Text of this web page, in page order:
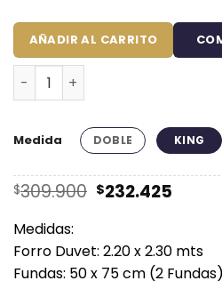
Medida DOBLE KING
Medidas:
Forro Duvet: 2.20 x 2.30 mts
Fundas: 50 x 75 cm (2 Fundas)
$309.900 El
era:
$309.900.
$232.425El
es:
Duvet + Fundas Jacquard
AÑADIR AL CARRITO